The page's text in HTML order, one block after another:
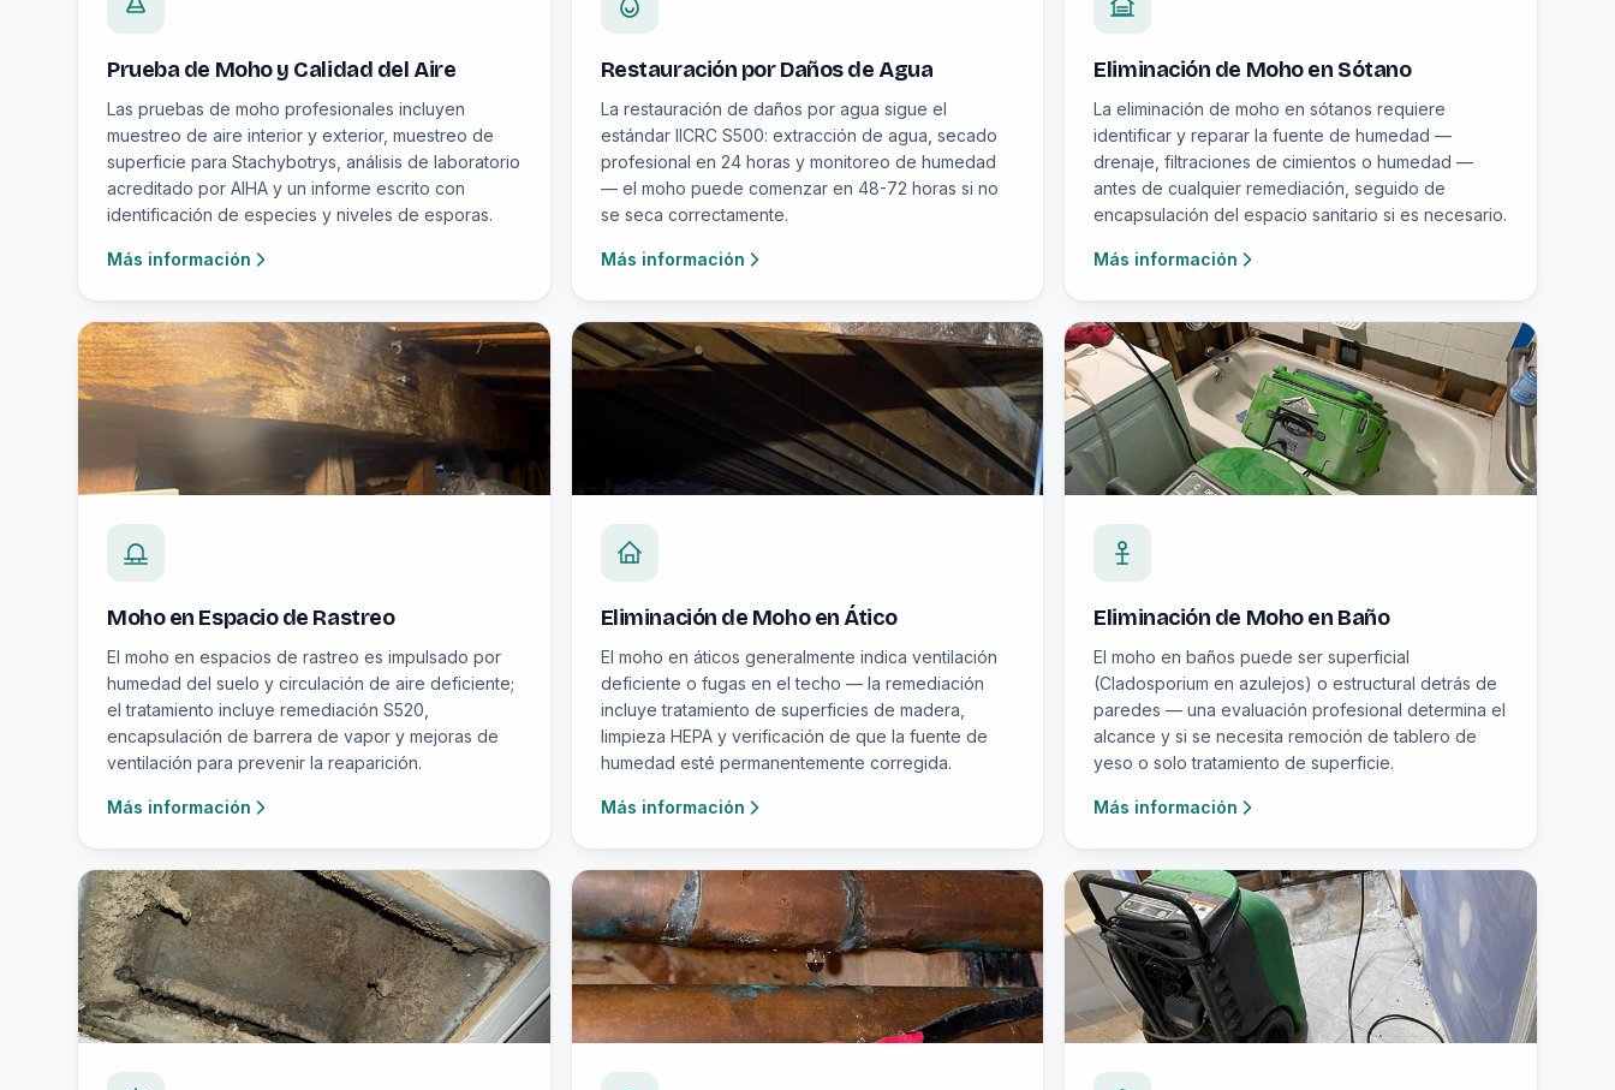
Prueba de Moho y Calidad del Aire
Las pruebas de moho profesionales incluyen
muestreo de aire interior y exterior, muestreo de
superficie para Stachybotrys, análisis de laboratorio
acreditado por AIHA y un informe escrito con
identificación de especies y niveles de esporas.
Más información
Restauración por Daños de Agua
La restauración de daños por agua sigue el
estándar IICRC S500: extracción de agua, secado
profesional en 24 horas y monitoreo de humedad
— el moho puede comenzar en 48-72 horas si no
se seca correctamente.
Más información
Eliminación de Moho en Sótano
La eliminación de moho en sótanos requiere
identificar y reparar la fuente de humedad —
drenaje, filtraciones de cimientos o humedad —
antes de cualquier remediación, seguido de
encapsulación del espacio sanitario si es necesario.
Más información
Moho en Espacio de Rastreo
El moho en espacios de rastreo es impulsado por
humedad del suelo y circulación de aire deficiente;
el tratamiento incluye remediación S520,
encapsulación de barrera de vapor y mejoras de
ventilación para prevenir la reaparición.
Más información
Eliminación de Moho en Ático
El moho en áticos generalmente indica ventilación
deficiente o fugas en el techo — la remediación
incluye tratamiento de superficies de madera,
limpieza HEPA y verificación de que la fuente de
humedad esté permanentemente corregida.
Más información
Eliminación de Moho en Baño
El moho en baños puede ser superficial
(Cladosporium en azulejos) o estructural detrás de
paredes — una evaluación profesional determina el
alcance y si se necesita remoción de tablero de
yeso o solo tratamiento de superficie.
Más información